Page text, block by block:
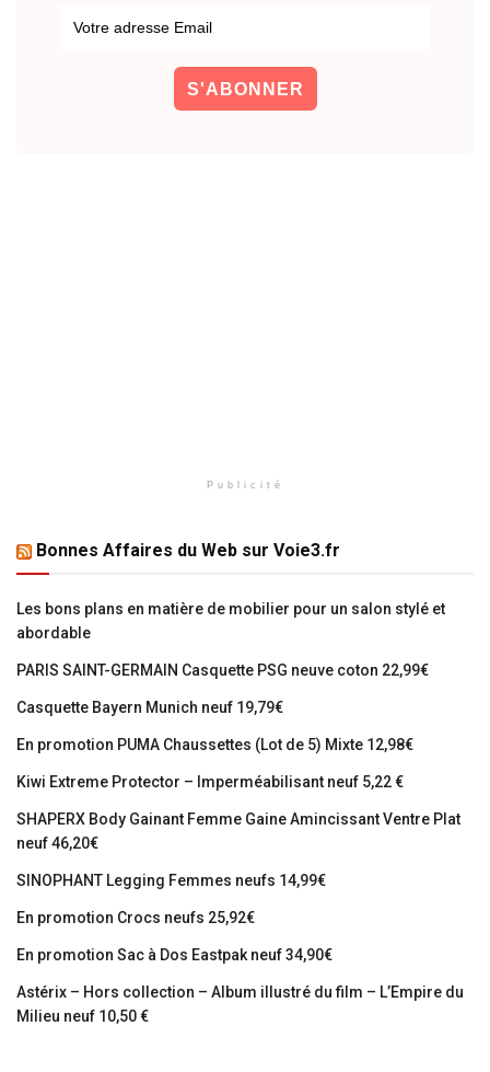
Publicité
Bonnes Affaires du Web sur Voie3.fr
Les bons plans en matière de mobilier pour un salon stylé et
abordable
PARIS SAINT-GERMAIN Casquette PSG neuve coton 22,99€
Casquette Bayern Munich neuf 19,79€
En promotion PUMA Chaussettes (Lot de 5) Mixte 12,98€
Kiwi Extreme Protector – Imperméabilisant neuf 5,22 €
SHAPERX Body Gainant Femme Gaine Amincissant Ventre Plat
neuf 46,20€
SINOPHANT Legging Femmes neufs 14,99€
En promotion Crocs neufs 25,92€
En promotion Sac à Dos Eastpak neuf 34,90€
Astérix – Hors collection – Album illustré du film – L’Empire du
Milieu neuf 10,50 €